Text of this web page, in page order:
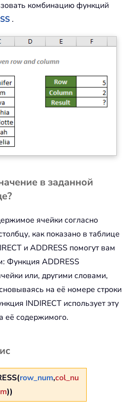
комбинацию функций
.
в заданной
ячейки согласно
как показано в таблице
и ADDRESS помогут вам
Функция ADDRESS
или, другими словами,
на её номере строки
INDIRECT использует эту
её содержимого.
row_num,col_nu
m))